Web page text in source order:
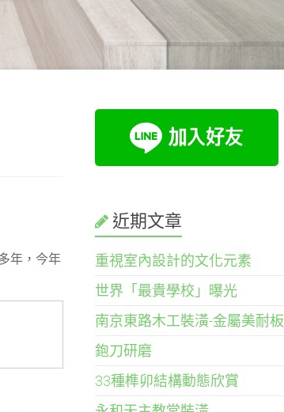
年，今年
近期文章
重視室內設計的文化元素
世界「最貴學校」曝光
南京東路木工裝潢-金屬美耐板
鉋刀研磨
33種榫卯結構動態欣賞